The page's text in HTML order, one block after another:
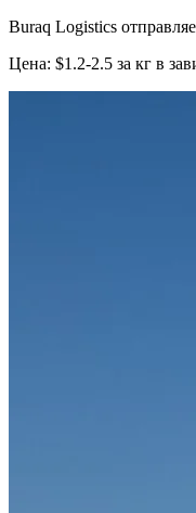
Buraq Logistics
Цена: $1.2-2.5 за кг в